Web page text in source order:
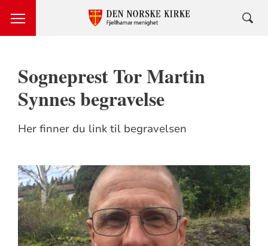
Sogneprest Tor Martin
Synnes begravelse
Her finner du link til begravelsen